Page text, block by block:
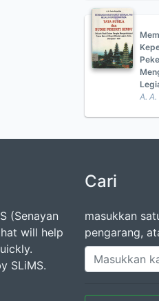
A.
(Senayan
will help
SLiMS.
Cari
masukkan
pengarang,